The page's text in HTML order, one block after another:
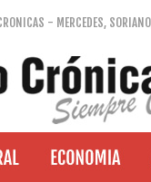
- MERCEDES,